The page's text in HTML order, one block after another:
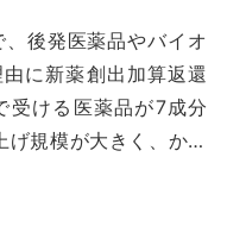
後発医薬品やバイオ
に新薬創出加算返還
受ける医薬品が7成分
げ規模が大きく、か…